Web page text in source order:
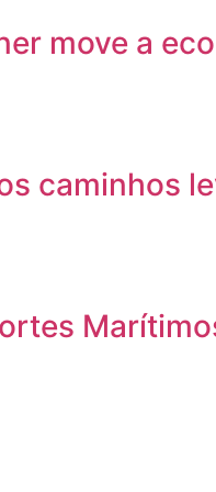
move a
caminhos